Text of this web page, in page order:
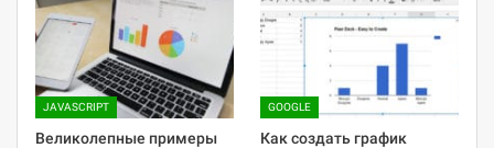
JAVASCRIPT
Великолепные примеры
GOOGLE
Как создать график